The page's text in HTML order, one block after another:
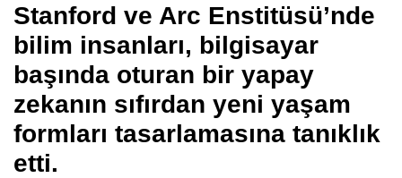
Stanford ve Arc Enstitüsü’nde
bilim insanları, bilgisayar
başında oturan bir yapay
zekanın sıfırdan yeni yaşam
formları tasarlamasına tanıklık
etti.